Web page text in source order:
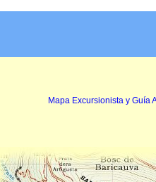
Mapa Excursionista y Guía